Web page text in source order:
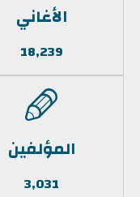
الأغاني
18,239
المؤلفين
3,031